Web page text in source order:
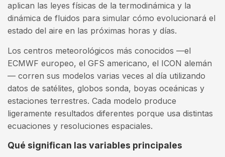
aplican las leyes físicas de la termodinámica y la
dinámica de fluidos para simular cómo evolucionará el
estado del aire en las próximas horas y días.
Los centros meteorológicos más conocidos —el
ECMWF europeo, el GFS americano, el ICON alemán
— corren sus modelos varias veces al día utilizando
datos de satélites, globos sonda, boyas oceánicas y
estaciones terrestres. Cada modelo produce
ligeramente resultados diferentes porque usa distintas
ecuaciones y resoluciones espaciales.
Qué significan las variables principales